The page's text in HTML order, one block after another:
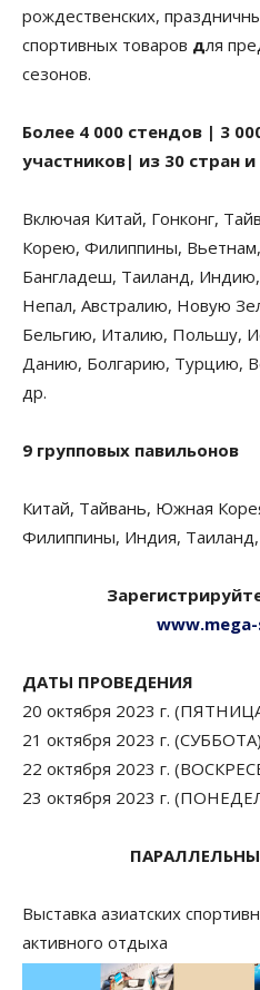
рождественских,
спортивных товаров для
сезонов.
Более 4 000 стендов | 3
участников| из 30 стран и
Включая Китай, Гонконг,
Корею, Филиппины,
Бангладеш, Таиланд,
Непал, Австралию, Новую
Бельгию, Италию, Польшу,
Данию, Болгарию, Турцию,
др.
9 групповых павильонов
Китай, Тайвань, Южная
Филиппины, Индия,
ДАТЫ
20 октября 2023 г.
21 октября 2023 г.
22 октября 2023 г.
23 октября 2023 г.
Выставка азиатских
активного отдыха